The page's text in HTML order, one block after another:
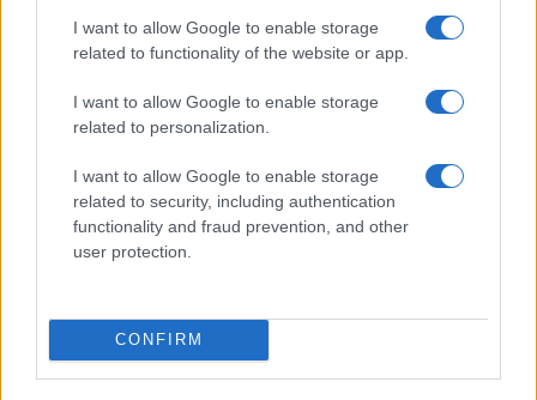
I want to allow Google to enable storage
related to functionality of the website or app.
I want to allow Google to enable storage
related to personalization.
I want to allow Google to enable storage
related to security, including authentication
functionality and fraud prevention, and other
user protection.
CONFIRM
Invia un Comunicato Stampa|Pubblicità|